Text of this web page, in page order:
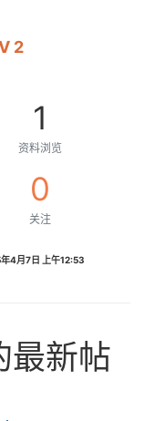
2
1
资料浏览
0
关注
4月7日 上午12:53
最新帖